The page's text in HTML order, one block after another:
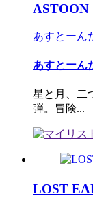
ASTOON
あすとーん
あすとーん
星と月、二
弾。冒険...
LOST